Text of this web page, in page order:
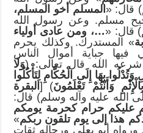
قال: « المسلم أخو المسلم،
مسلم. وعن رسول الله
قال: «…، ومن عادى أولياء
» المستدرك. وكذلك يحرم
فيها جباية أموال الناس
شرعه الله قال تعالى: (وَلَا
بِهَا إِلَى الْحُكَّامِ لِتَأْكُلُوا
وَأَنْتُمْ تَعْلَمُونَ) [البقرة
عليه وآله وسلم) قال:
عليكم حرام كحرمة يومكم
هذا إلى يوم تلقون ربكم»
أبو يعلى ورجاله ثقات